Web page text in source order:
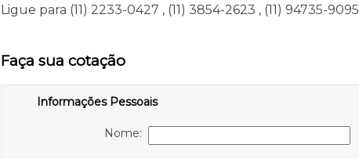
Ligue para (11) 2233-0427 , (11) 3854-2623 , (11) 94735-9095
Faça sua cotação
Informações Pessoais
Nome: